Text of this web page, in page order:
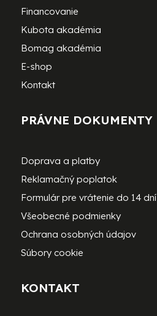
Financovanie
Kubota akadémia
Bomag akadémia
E-shop
Kontakt
PRÁVNE DOKUMENTY
Doprava a platby
Reklamačný poplatok
Formulár pre vrátenie do 14 dní
Všeobecné podmienky
Ochrana osobných údajov
Súbory cookie
KONTAKT